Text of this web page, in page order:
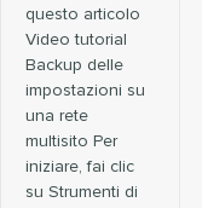
questo articolo
Video tutorial
Backup delle
impostazioni su
una rete
multisito Per
iniziare, fai clic
su Strumenti di